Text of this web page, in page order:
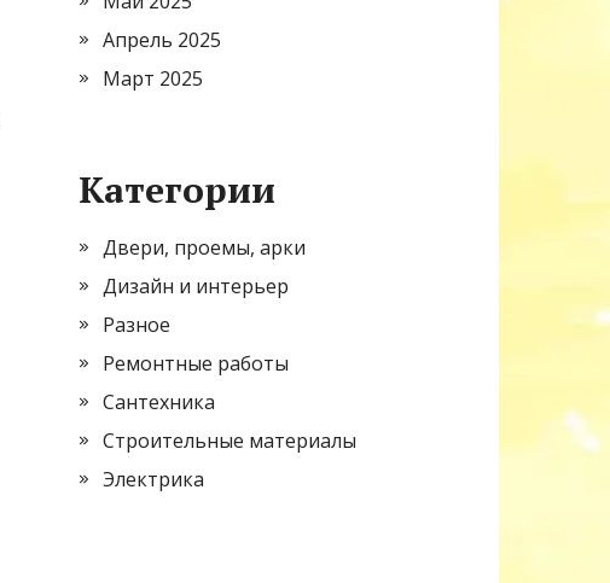
Апрель 2025
Март 2025
Категории
Двери, проемы, арки
Дизайн и интерьер
Разное
Ремонтные работы
Сантехника
Строительные материалы
Электрика